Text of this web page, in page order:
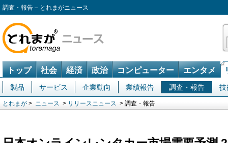
調査・報告 – とれまがニュース
トップ 社会 経済 政治 コンピューター エンタメ
製品 サービス 企業動向 業績報告 調査・報告 技
とれまが > ニュース > リリースニュース > 調査・報告